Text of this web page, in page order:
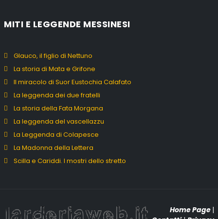
MITI E LEGGENDE MESSINESI
Glauco, il figlio di Nettuno
La storia di Mata e Grifone
Il miracolo di Suor Eustochia Calafato
La leggenda dei due fratelli
La storia della Fata Morgana
La leggenda del vascellazzu
La Leggenda di Colapesce
La Madonna della Lettera
Scilla e Cariddi. I mostri dello stretto
Home Page |